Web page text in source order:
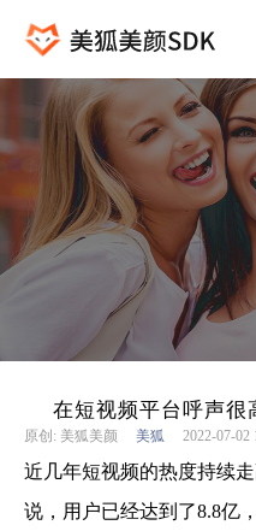
在短视频平台呼声很
原创: 美狐美颜 美狐 2022-07-02
近几年短视频的热度持续
说，用户已经达到了8.8亿